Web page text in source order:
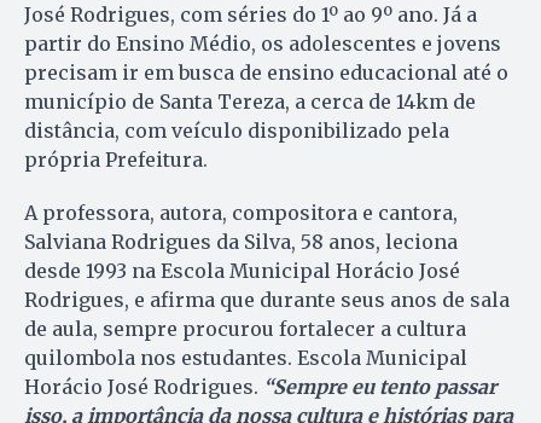
José Rodrigues, com séries do 1º ao 9º ano. Já a
partir do Ensino Médio, os adolescentes e jovens
precisam ir em busca de ensino educacional até o
município de Santa Tereza, a cerca de 14km de
distância, com veículo disponibilizado pela
própria Prefeitura.
A professora, autora, compositora e cantora,
Salviana Rodrigues da Silva, 58 anos, leciona
desde 1993 na Escola Municipal Horácio José
Rodrigues, e afirma que durante seus anos de sala
de aula, sempre procurou fortalecer a cultura
quilombola nos estudantes. Escola Municipal
Horácio José Rodrigues. “Sempre eu tento passar
isso, a importância da nossa cultura e histórias para